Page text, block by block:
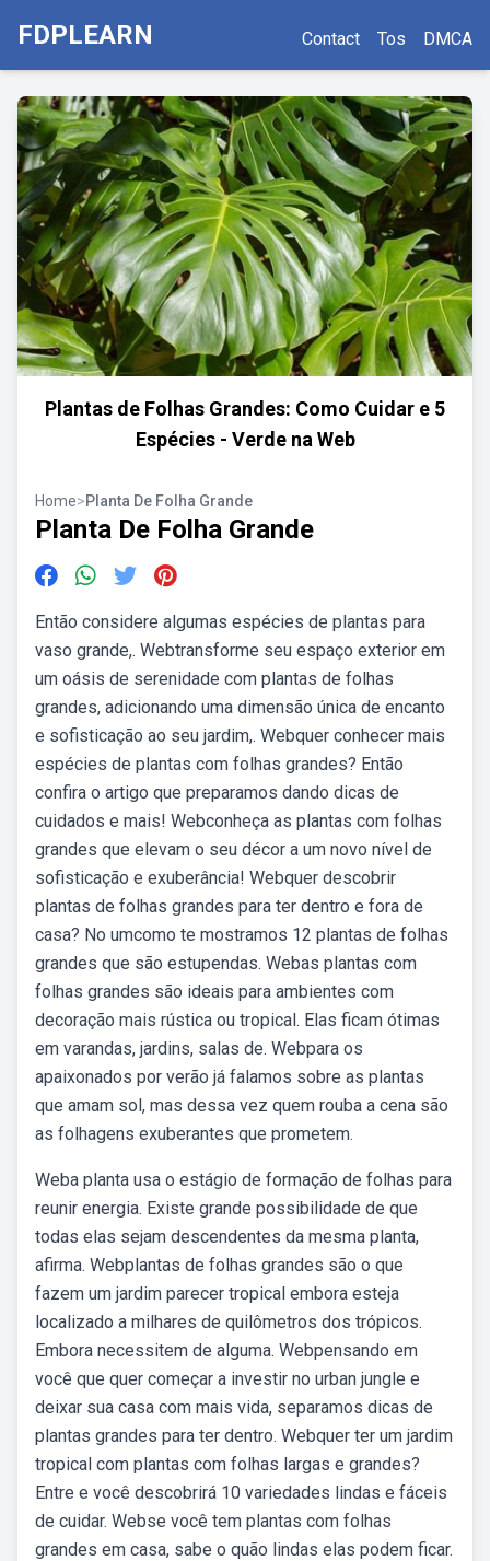
FDPLEARN Contact Tos DMCA
Plantas de Folhas Grandes: Como Cuidar e 5
Espécies - Verde na Web
Home>Planta De Folha Grande
Planta De Folha Grande
Então considere algumas espécies de plantas para
vaso grande,. Webtransforme seu espaço exterior em
um oásis de serenidade com plantas de folhas
grandes, adicionando uma dimensão única de encanto
e sofisticação ao seu jardim,. Webquer conhecer mais
espécies de plantas com folhas grandes? Então
confira o artigo que preparamos dando dicas de
cuidados e mais! Webconheça as plantas com folhas
grandes que elevam o seu décor a um novo nível de
sofisticação e exuberância! Webquer descobrir
plantas de folhas grandes para ter dentro e fora de
casa? No umcomo te mostramos 12 plantas de folhas
grandes que são estupendas. Webas plantas com
folhas grandes são ideais para ambientes com
decoração mais rústica ou tropical. Elas ficam ótimas
em varandas, jardins, salas de. Webpara os
apaixonados por verão já falamos sobre as plantas
que amam sol, mas dessa vez quem rouba a cena são
as folhagens exuberantes que prometem.
Weba planta usa o estágio de formação de folhas para
reunir energia. Existe grande possibilidade de que
todas elas sejam descendentes da mesma planta,
afirma. Webplantas de folhas grandes são o que
fazem um jardim parecer tropical embora esteja
localizado a milhares de quilômetros dos trópicos.
Embora necessitem de alguma. Webpensando em
você que quer começar a investir no urban jungle e
deixar sua casa com mais vida, separamos dicas de
plantas grandes para ter dentro. Webquer ter um jardim
tropical com plantas com folhas largas e grandes?
Entre e você descobrirá 10 variedades lindas e fáceis
de cuidar. Webse você tem plantas com folhas
grandes em casa, sabe o quão lindas elas podem ficar.